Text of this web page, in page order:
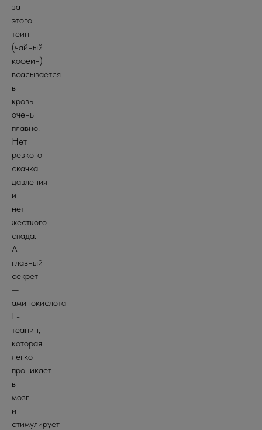
за
этого
теин
(чайный
кофеин)
всасывается
в
кровь
очень
плавно.
Нет
резкого
скачка
давления
и
нет
жесткого
спада.
А
главный
секрет
—
аминокислота
L-
теанин,
которая
легко
проникает
в
мозг
и
стимулирует